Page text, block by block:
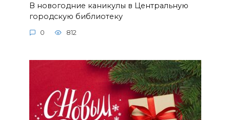
В новогодние каникулы в Центральную
городскую библиотеку
0 812